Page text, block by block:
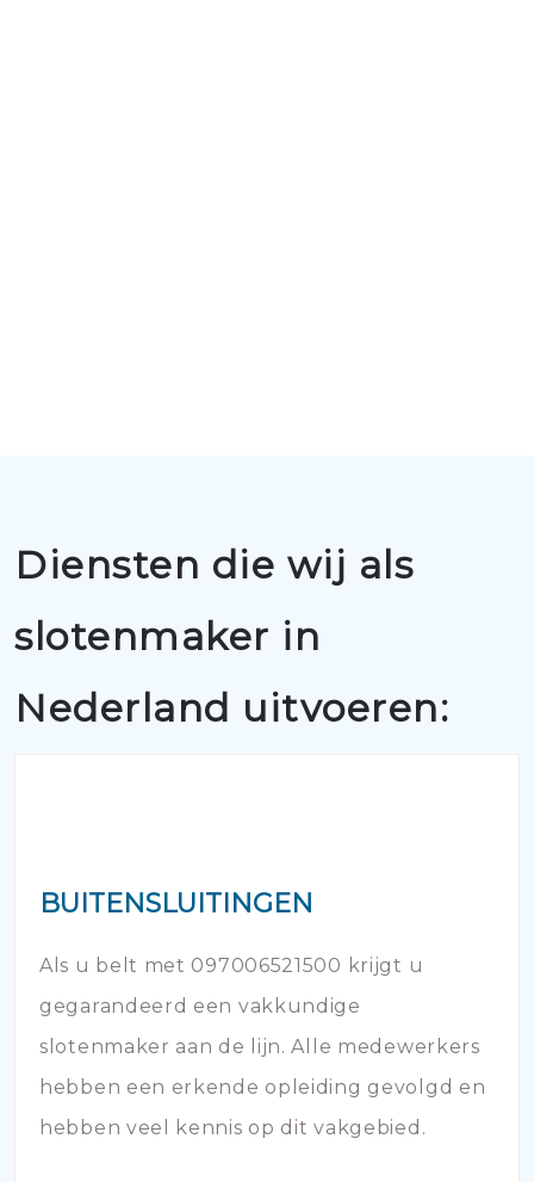
Diensten die wij als
slotenmaker in
Nederland uitvoeren:
BUITENSLUITINGEN
Als u belt met 097006521500 krijgt u
gegarandeerd een vakkundige
slotenmaker aan de lijn. Alle medewerkers
hebben een erkende opleiding gevolgd en
hebben veel kennis op dit vakgebied.